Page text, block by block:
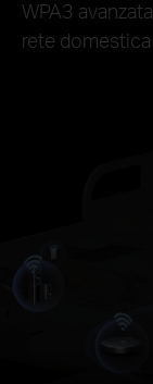
WPA3 avanzata
rete